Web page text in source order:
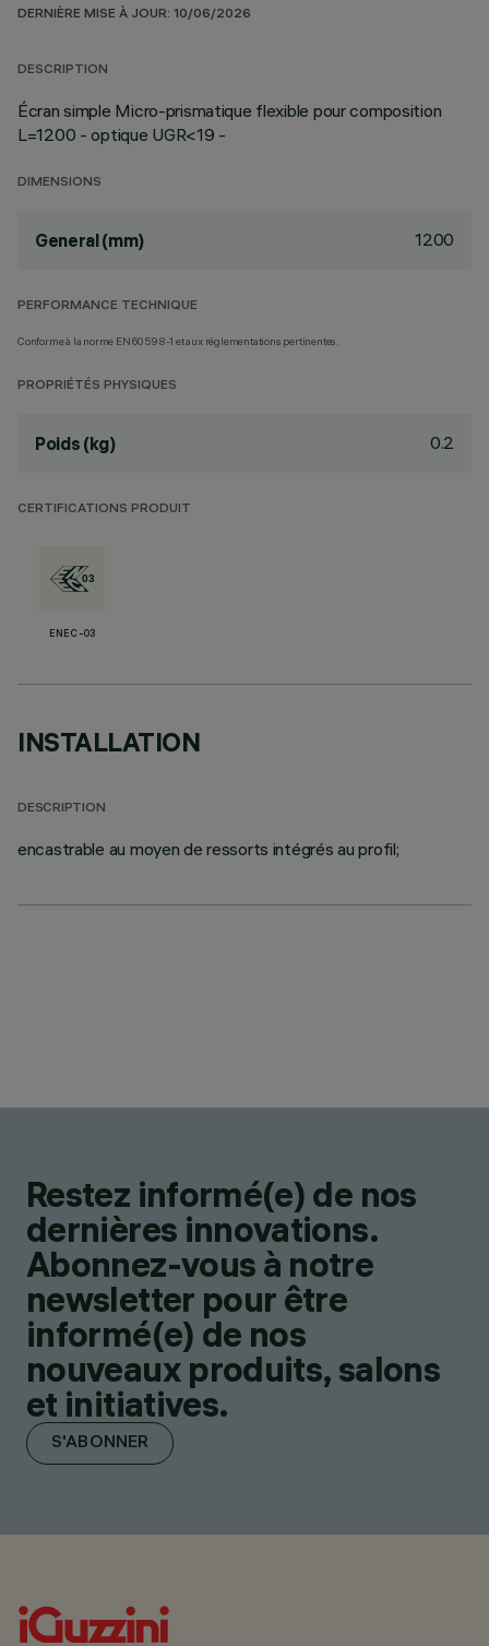
DERNIÈRE MISE À JOUR: 10/06/2026
DESCRIPTION
Écran simple Micro-prismatique flexible pour composition
L=1200 - optique UGR<19 -
DIMENSIONS
General (mm) 1200
PERFORMANCE TECHNIQUE
Conforme à la norme EN60598-1 et aux réglementations pertinentes.
PROPRIÉTÉS PHYSIQUES
Poids (kg) 0.2
CERTIFICATIONS PRODUIT
ENEC-03
INSTALLATION
DESCRIPTION
encastrable au moyen de ressorts intégrés au profil;
Restez informé(e) de nos
dernières innovations.
Abonnez-vous à notre
newsletter pour être
informé(e) de nos
nouveaux produits, salons
et initiatives.
S'ABONNER